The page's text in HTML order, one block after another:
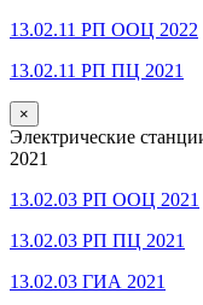
13.02.11 РП ООЦ 2022
13.02.11 РП ПЦ 2021
×
Электрические
2021
13.02.03 РП ООЦ 2021
13.02.03 РП ПЦ 2021
13.02.03 ГИА 2021